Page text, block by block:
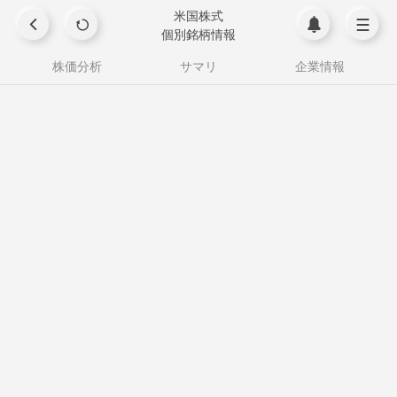
米国株式
個別銘柄情報
株価分析
サマリ 企業情報